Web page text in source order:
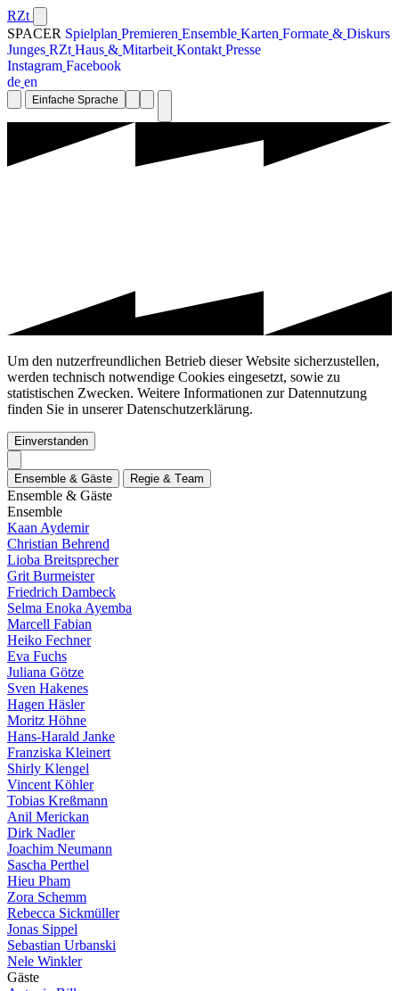
RZt
SPACER Spielplan Premieren Ensemble Karten Formate & Diskurs
Junges RZt Haus & Mitarbeit Kontakt Presse
Instagram Facebook
de en
Einfache Sprache
Um den nutzerfreundlichen Betrieb dieser Website sicherzustellen,
werden technisch notwendige Cookies eingesetzt, sowie zu
statistischen Zwecken. Weitere Informationen zur Datennutzung
finden Sie in unserer Datenschutzerklärung.
Einverstanden
Ensem b e & Gäste Regie & Team
Ensemble & Gäste
Ensemble
Kaan Aydemir
Christian Behrend
Lioba Breitsprecher
Grit Burmeister
Friedrich Dambeck
Selma Enoka Ayemba
Marcell Fabian
Heiko Fechner
Eva Fuchs
Juliana Götze
Sven Hakenes
Hagen Häsler
Moritz Höhne
Hans-Harald Janke
Franziska Kleinert
Shirly Klengel
Vincent Köhler
Tobias Kreßmann
Anil Merickan
Dirk Nadler
Joachim Neumann
Sascha Perthel
Hieu Pham
Zora Schemm
Rebecca Sickmüller
Jonas Sippel
Sebastian Urbanski
Nele Winkler
Gäste